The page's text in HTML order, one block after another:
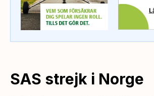
SAS strejk i Norge